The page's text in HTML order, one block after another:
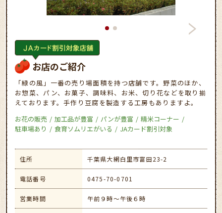
お店のご紹介
「緑の風」一番の売り場面積を持つ店舗です。野菜のほか、
お惣菜、パン、お菓子、調味料、お米、切り花などを取り揃
えております。手作り豆腐を製造する工房もありますよ。
お花の販売
加工品が豊富 パンが豊富
精米コーナー
駐車場あり
食育ソムリエがいる JAカード割引対象
住所 千葉県大網白里市富田23-2
電話番号 0475-70-0701
営業時間 午前９時～午後６時